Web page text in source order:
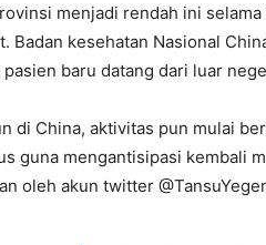
menjadi rendah ini
Badan kesehatan Nasional
baru datang dari luar
di China, aktivitas pun mulai
guna mengantisipasi kembali
oleh akun twitter